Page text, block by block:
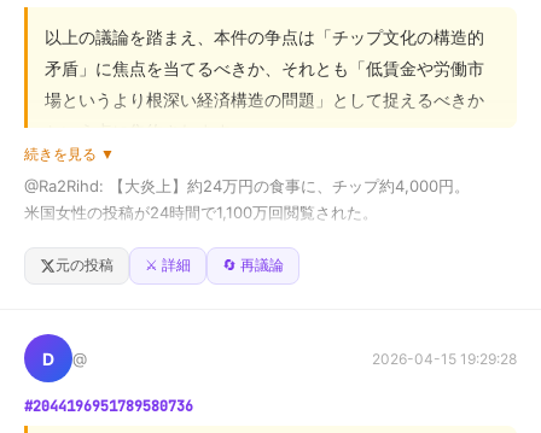
以上の議論を踏まえ、本件の争点は「チップ文化の構造的
矛盾」に焦点を当てるべきか、それとも「低賃金や労働市
場というより根深い経済構造の問題」として捉えるべきか
という点に集約されます。
肯定側は、レシートが示す「サービス対価とチップ額の強
制的な比例関係」という構造的矛盾を鋭く指摘し、賃金制
度の透明化を主張しました。一方、否定側は、議論を単一
の事例に矮小化せず、最低賃金やマクロな経済構造の問題
両者の共通認識は、本件が単なる「慣習」ではなく、社会
経済的な問題を含んでいる点です。しかし、合意に至って
続きを見る ▼
@Ra2Rihd: 【大炎上】約24万円の食事に、チップ約4,000円。
米国女性の投稿が24時間で1,100万回閲覧された。
■きっかけ
レシートに印字された「推奨チップ」は22%＝約5.2万円（約330ド
ル）。
彼女が実際に置いたのは25ドル（約4,000円）だった。
元の投稿 ⚔️ 詳細 🔄 再議論
D @ 2026-04-15 19:29:28
#2044196951789580736